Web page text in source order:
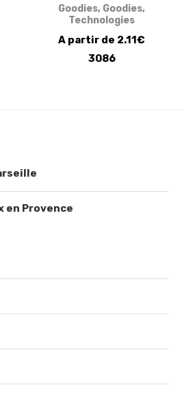
Goodies, Goodies,
Technologies
A partir de 2.11€
3086
en Provence